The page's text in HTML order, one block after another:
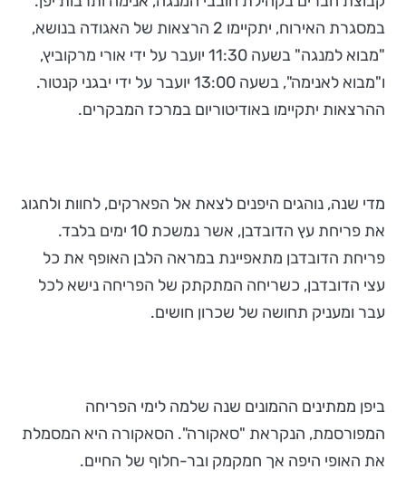
במסגרת האירוח, יתקיימו 2 הרצאות של האגודה בנושא,
"מבוא למנגה" בשעה 11:30 יועבר על ידי אורי מרקוביץ,
ו"מבוא לאנימה", בשעה 13:00 יועבר על ידי יבגני קנטור.
ההרצאות יתקיימו באודיטוריום במרכז המבקרים.
מדי שנה, נוהגים היפנים לצאת אל הפארקים, לחוות ולחגוג
את פריחת עץ הדובדבן, אשר נמשכת 10 ימים בלבד.
פריחת הדובדבן מתאפיינת במראה הלבן האופף את כל
עצי הדובדבן, כשריחה המתקתק של הפריחה נישא לכל
עבר ומעניק תחושה של שכרון חושים.
ביפן ממתינים ההמונים שנה שלמה לימי הפריחה
המפורסמת, הנקראת "סאקורה". הסאקורה היא המסמלת
את האופי היפה אך חמקמק ובר-חלוף של החיים.